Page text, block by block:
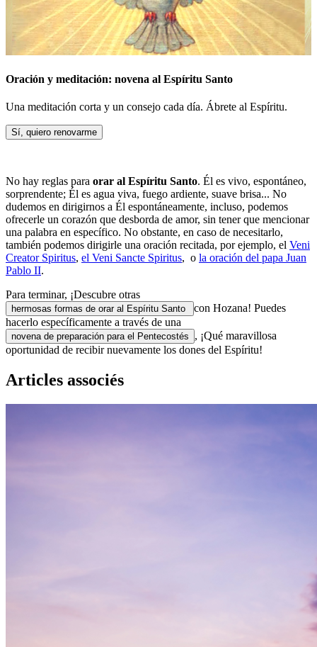
Oración y meditación: novena al Espíritu Santo
Una meditación corta y un consejo cada día. Ábrete al Espíritu.
Sí, quiero renovarme
No hay reglas para orar al Espíritu Santo. Él es vivo, espontáneo,
sorprendente; Él es agua viva, fuego ardiente, suave brisa... No
dudemos en dirigirnos a Él espontáneamente, incluso, podemos
ofrecerle un corazón que desborda de amor, sin tener que mencionar
una palabra en específico. No obstante, en caso de necesitarlo,
también podemos dirigirle una oración recitada, por ejemplo, el Veni
Creator Spiritus, el Veni Sancte Spiritus, o la oración del papa Juan
Pablo II.
Para terminar, ¡Descubre otras
hermosas formas de orar al Espíritu Santo
con Hozana! Puedes
hacerlo específicamente a través de una
novena de preparación para el Pentecostés
, ¡Qué maravillosa
oportunidad de recibir nuevamente los dones del Espíritu!
Articles associés